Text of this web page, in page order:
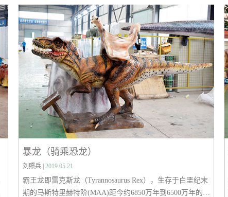
暴龙（骑乘恐龙）
刘照兵 | 2019.05.21
霸王龙即雷克斯龙（Tyrannosaurus Rex），生存于白垩纪末
期的马斯特里赫特阶(MAA)距今约6850万年到6500万年的白